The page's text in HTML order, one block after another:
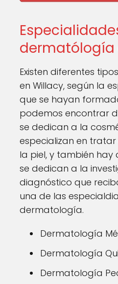
dermatólogía
Existen diferentes
en Willacy, según la
que se hayan
podemos encontrar
se dedican a la
especializan en
la piel, y también
se dedican a la
diagnóstico que
una de las
dermatología.
Dermatología
Dermatología
Dermatología